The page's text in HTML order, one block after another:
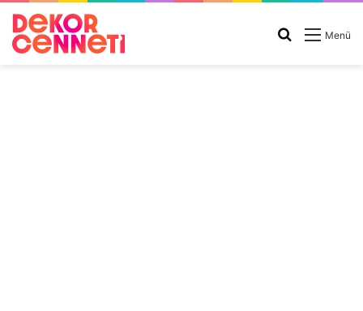
Menü
Arama